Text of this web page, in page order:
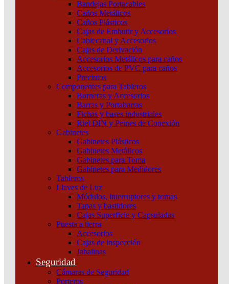
Bandejas Portacables
Caños Metálicos
Caños Plásticos
Cajas de Embutir y Accesorios
Cablecanal y Accesorios
Cajas de Derivación
Accesorios Metálicos para caños
Accesorios de PVC para caños
Precintos
Componentes para Tableros
Borneras y Accesorios
Barras y Portabarras
Fichas y bases industriales
Riel DIN y Peines de Conexión
Gabinetes
Gabinetes Plásticos
Gabinetes Metálicos
Gabinetes para Toma
Gabinetes para Medidores
Tableros
Llaves de Luz
Módulos, interruptores y tomas
Tapas y bastidores
Cajas Superficie y Capsuladas
Puesta a tierra
Accesorios
Cajas de inspección
Jabalinas
Seguridad
Cámaras de Seguridad
Porteros
Interruptor Termomagnético Easy9 2P 25A 4,5KA Curva
C
Añadir al carrito